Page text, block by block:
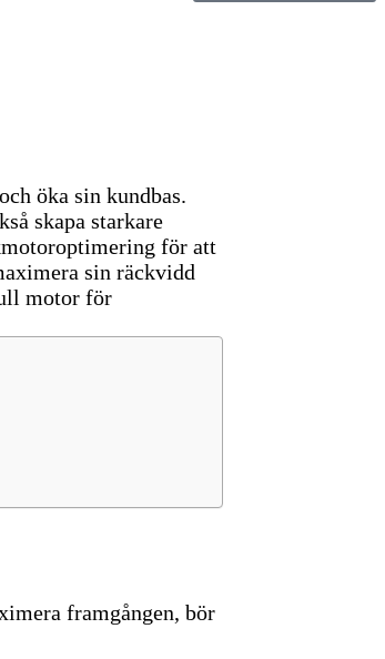
öka sin kundbas.
skapa starkare
för att
sin räckvidd
motor för
framgången, bör